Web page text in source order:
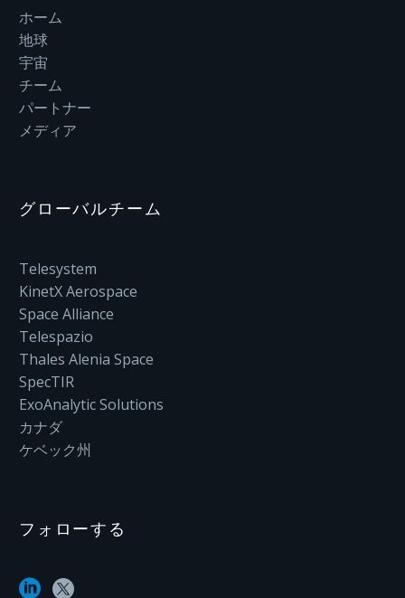
ホーム
地球
宇宙
チーム
パートナー
メディア
グローバルチーム
Telesystem
KinetX Aerospace
Space Alliance
Telespazio
Thales Alenia Space
SpecTIR
ExoAnalytic Solutions
カナダ
ケベック州
フォローする